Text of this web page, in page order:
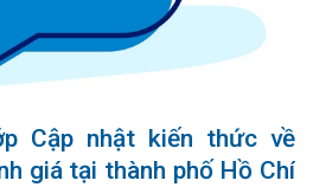
Cập nhật kiến thức về
giá tại thành phố Hồ Chí